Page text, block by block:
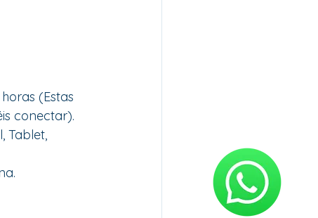
(Estas
conectar).
Tablet,